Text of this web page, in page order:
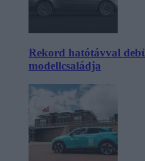
Rekord hatótávval
modellcsaládja